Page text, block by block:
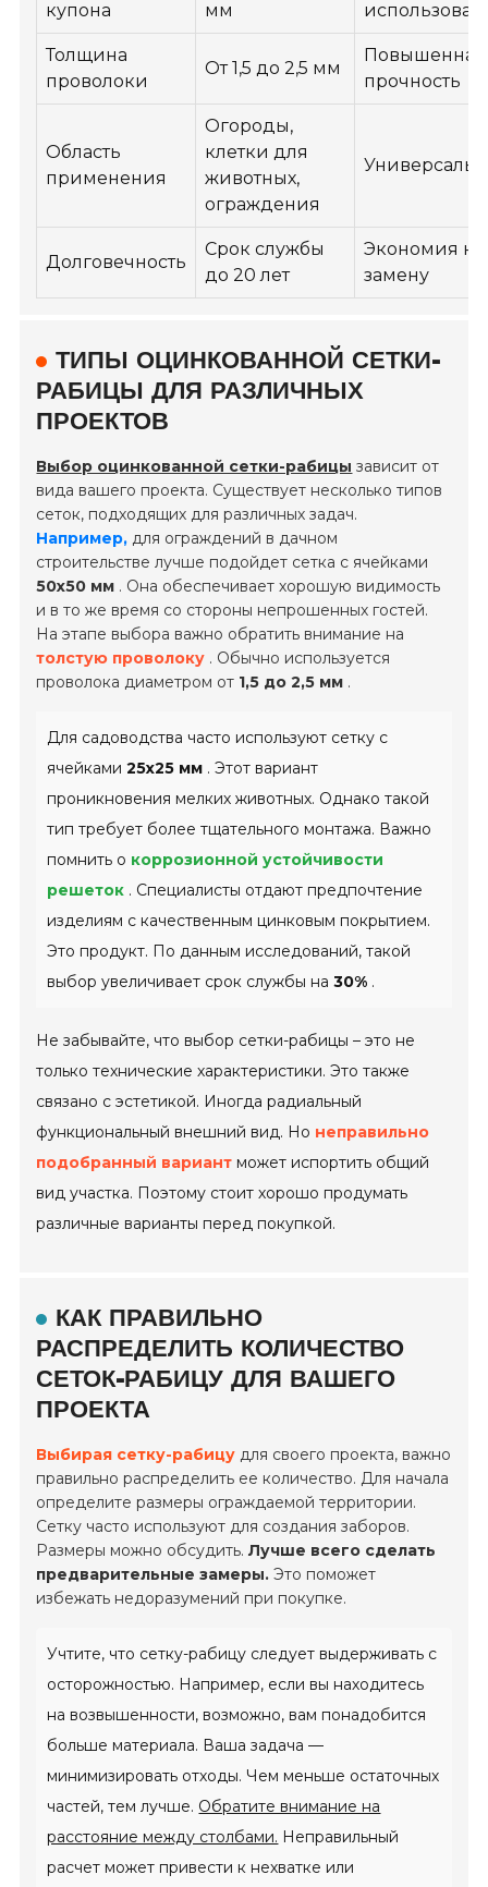
купона мм
Толщина
проволоки
От 1,5 до 2,5 мм
Повышенная
прочность
Область
применения
Огороды,
клетки для
животных,
ограждения
Долговечность
Срок службы
до 20 лет
Экономия на
замену
ТИПЫ ОЦИНКОВАННОЙ СЕТКИ-
РАБИЦЫ ДЛЯ РАЗЛИЧНЫХ
ПРОЕКТОВ
Выбор оцинкованной сетки-рабицы зависит от
вида вашего проекта. Существует несколько типов
сеток, подходящих для различных задач.
Например, для ограждений в дачном
строительстве лучше подойдет сетка с ячейками
50х50 мм . Она обеспечивает хорошую видимость
и в то же время со стороны непрошенных гостей.
На этапе выбора важно обратить внимание на
толстую проволоку . Обычно используется
проволока диаметром от 1,5 до 2,5 мм .
Для садоводства часто используют сетку с
ячейками25х25 мм . Этот вариант
проникновения мелких животных. Однако такой
тип требует более тщательного монтажа. Важно
помнить о коррозионной устойчивости
решеток . Специалисты отдают предпочтение
изделиям с качественным цинковым покрытием.
Это продукт. По данным исследований, такой
выбор увеличивает срок службы на30% .
Не забывайте, что выбор сетки-рабицы – это не
только технические характеристики. Это также
связано с эстетикой. Иногда радиальный
функциональный внешний вид. Но неправильно
подобранный вариант может испортить общий
вид участка. Поэтому стоит хорошо продумать
различные варианты перед покупкой.
КАК ПРАВИЛЬНО
РАСПРЕДЕЛИТЬ КОЛИЧЕСТВО
СЕТОК-РАБИЦУ ДЛЯ ВАШЕГО
ПРОЕКТА
Выбирая сетку-рабицу для своего проекта, важно
правильно распределить ее количество. Для начала
определите размеры ограждаемой территории.
Сетку часто используют для создания заборов.
Размеры можно обсудить.Лучше всего сделать
предварительные замеры. Это поможет
избежать недоразумений при покупке.
Учтите, что сетку-рабицу следует выдерживать с
осторожностью. Например, если вы находитесь
на возвышенности, возможно, вам понадобится
больше материала. Ваша задача —
минимизировать отходы. Чем меньше остаточных
частей, тем лучше. Обратите внимание на
расстояние между столбами. Неправильный
расчет может привести к нехватке или